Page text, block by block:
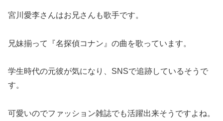
宮川愛李さんはお兄さんも歌手です。
兄妹揃って『名探偵コナン』の曲を歌っています。
学生時代の元彼が気になり、SNSで追跡しているそうで
す。
可愛いのでファッション雑誌でも活躍出来そうですよね。